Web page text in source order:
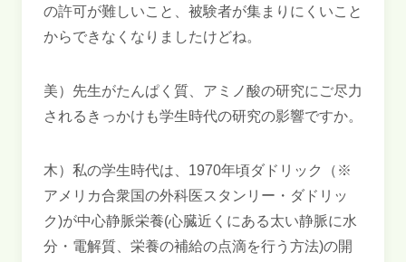
の許可が難しいこと、被験者が集まりにくいこと
からできなくなりましたけどね。
美）先生がたんぱく質、アミノ酸の研究にご尽力
されるきっかけも学生時代の研究の影響ですか。
木）私の学生時代は、1970年頃ダドリック（※
アメリカ合衆国の外科医スタンリー・ダドリッ
ク)が中心静脈栄養(心臓近くにある太い静脈に水
分・電解質、栄養の補給の点滴を行う方法)の開